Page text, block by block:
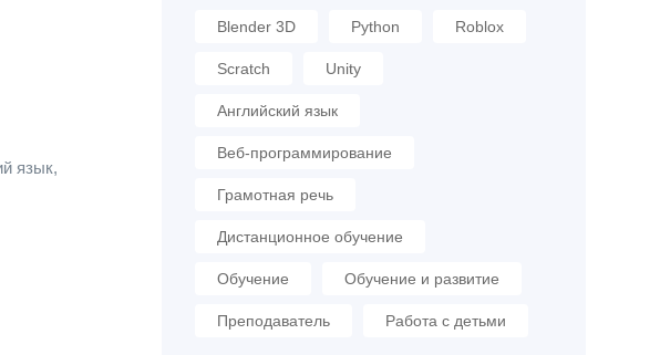
язык,
Blender 3D Python Roblox
Scratch Unity
Английский язык
Веб-программирование
Грамотная речь
Дистанционное обучение
Обучение Обучение и развитие
Преподаватель Работа с детьми